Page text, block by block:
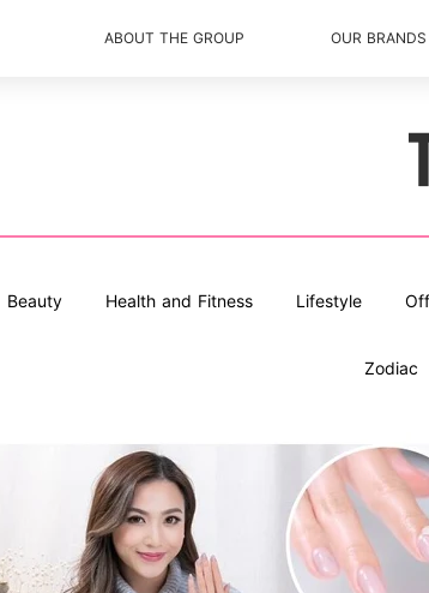
ABOUT THE GROUP OUR BRANDS
Beauty Health and Fitness Lifestyle
Zodiac